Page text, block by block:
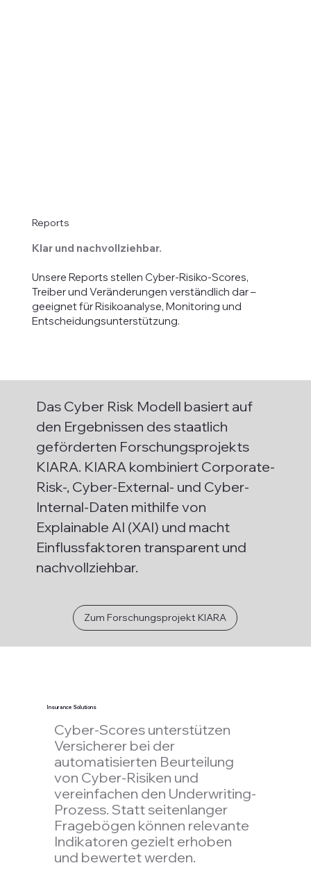
Reports
Klar und nachvollziehbar.
​Unsere Reports stellen Cyber-Risiko-Scores,
Treiber und Veränderungen verständlich dar –
geeignet für Risikoanalyse, Monitoring und
Entscheidungsunterstützung.
Das Cyber Risk Modell basiert auf
den Ergebnissen des staatlich
geförderten Forschungsprojekts
KIARA. KIARA kombiniert Corporate-
Risk-, Cyber-External- und Cyber-
Internal-Daten mithilfe von
Explainable AI (XAI) und macht
Einflussfaktoren transparent und
nachvollziehbar.
Zum Forschungsprojekt KIARA
Insurance Solutions
Cyber-Scores unterstützen
Versicherer bei der
automatisierten Beurteilung
von Cyber-Risiken und
vereinfachen den Underwriting-
Prozess. Statt seitenlanger
Fragebögen können relevante
Indikatoren gezielt erhoben
und bewertet werden.